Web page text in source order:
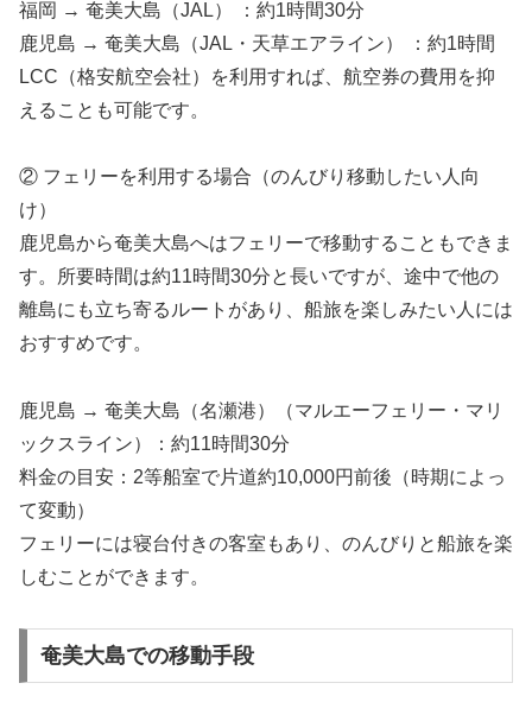
福岡 → 奄美大島（JAL） ：約1時間30分
鹿児島 → 奄美大島（JAL・天草エアライン） ：約1時間
LCC（格安航空会社）を利用すれば、航空券の費用を抑
えることも可能です。
② フェリーを利用する場合（のんびり移動したい人向
け）
鹿児島から奄美大島へはフェリーで移動することもできま
す。所要時間は約11時間30分と長いですが、途中で他の
離島にも立ち寄るルートがあり、船旅を楽しみたい人には
おすすめです。
鹿児島 → 奄美大島（名瀬港）（マルエーフェリー・マリ
ックスライン）：約11時間30分
料金の目安：2等船室で片道約10,000円前後（時期によっ
て変動）
フェリーには寝台付きの客室もあり、のんびりと船旅を楽
しむことができます。
奄美大島での移動手段